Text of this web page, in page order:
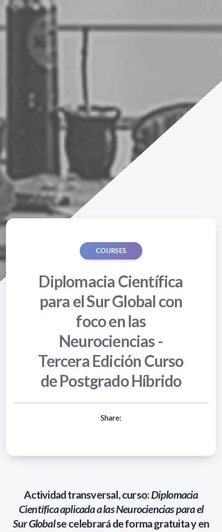
COURSES
Diplomacia Científica
para el Sur Global con
foco en las
Neurociencias -
Tercera Edición Curso
de Postgrado Híbrido
Share:
Actividad transversal, curso:Diplomacia
Científica aplicada a las Neurociencias para el
Sur Globalse celebrará de forma gratuita y en